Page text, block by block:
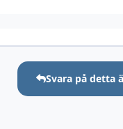
Svara på detta